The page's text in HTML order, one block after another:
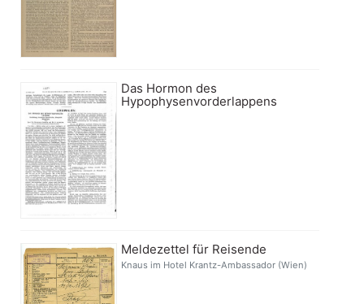
Das Hormon des
Hypophysenvorderlappens
Meldezettel für Reisende
Knaus im Hotel Krantz-Ambassador (Wien)